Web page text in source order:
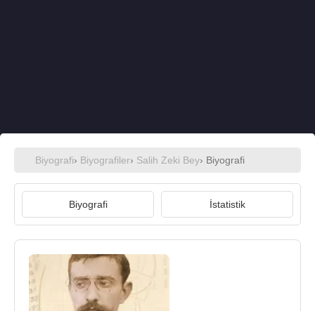
Biyografi› Biyografiler› Salih Zeki Bey› Biyografi
Biyografi İstatistik